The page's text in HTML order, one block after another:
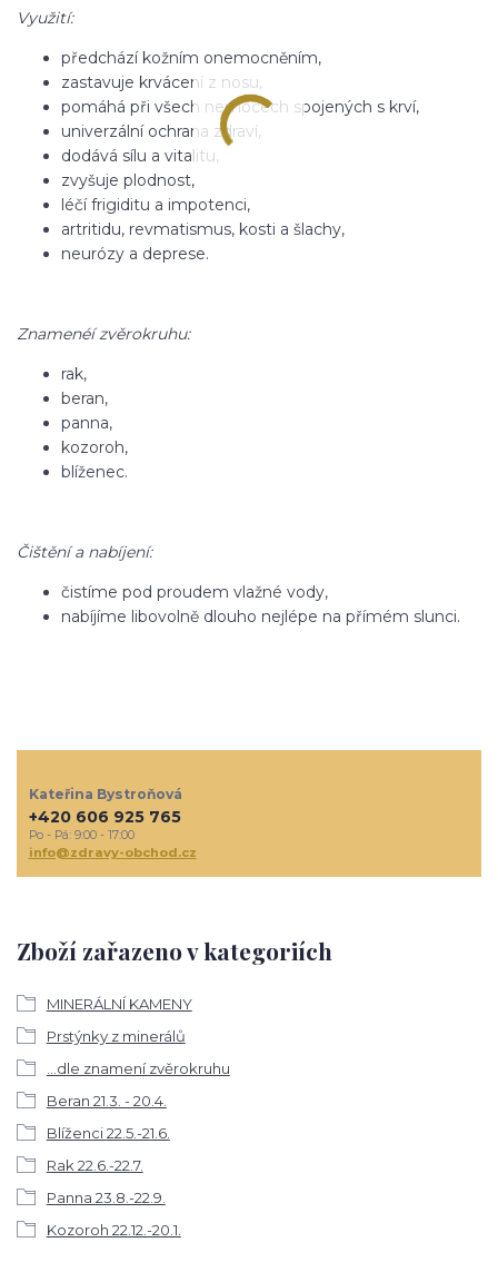
Využití:
předchází kožním onemocněním,
zastavuje krvácení z nosu,
pomáhá při všech nemocech spojených s krví,
univerzální ochrana zdraví,
dodává sílu a vitalitu,
zvyšuje plodnost,
léčí frigiditu a impotenci,
artritidu, revmatismus, kosti a šlachy,
neurózy a deprese.
Znamenéí zvěrokruhu:
rak,
beran,
panna,
kozoroh,
blíženec.
Čištění a nabíjení:
čistíme pod proudem vlažné vody,
nabíjíme libovolně dlouho nejlépe na přímém slunci.
Zboží zařazeno v kategoriích
MINERÁLNÍ KAMENY
Prstýnky z minerálů
...dle znamení zvěrokruhu
Beran 21.3. - 20.4.
Blíženci 22.5.-21.6.
Rak 22.6.-22.7.
Panna 23.8.-22.9.
Kozoroh 22.12.-20.1.
Kateřina Bystroňová
+420 606 925 765
Po - Pá: 9:00 - 17:00
info@zdravy-obchod.cz